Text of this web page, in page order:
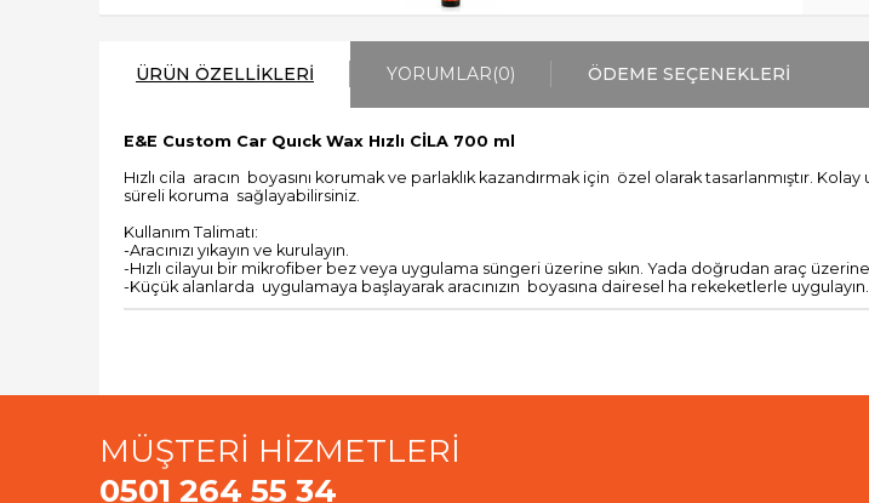
ÜRÜN ÖZELLIKLERI YORUMLAR(0) ÖDEME SEÇENEKLERI
E&E Custom Car Quıck Wax Hızlı CİLA 700 ml
Hızlı cila aracın boyasını korumak ve parlaklık kazandırmak için özel olarak tasarlanmıştır.
süreli koruma sağlayabilirsiniz.
Kullanım Talimatı:
-Aracınızı yıkayın ve kurulayın.
-Hızlı cilayuı bir mikrofiber bez veya uygulama süngeri üzerine sıkın. Yada doğrudan araç
-Küçük alanlarda uygulamaya başlayarak aracınızın boyasına dairesel ha rekeketlerle uygulayın.
MÜŞTERİ HİZMETLERİ
0501 264 55 34